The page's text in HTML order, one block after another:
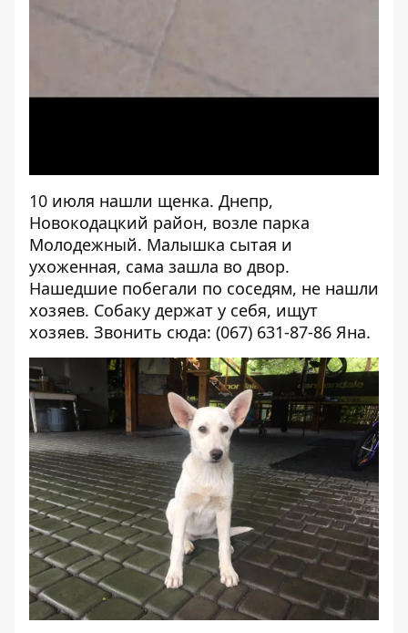
10 июля нашли щенка. Днепр,
Новокодацкий район, возле парка
Молодежный. Малышка сытая и
ухоженная, сама зашла во двор.
Нашедшие побегали по соседям, не нашли
хозяев. Собаку держат у себя, ищут
хозяев. Звонить сюда: (067) 631-87-86 Яна.